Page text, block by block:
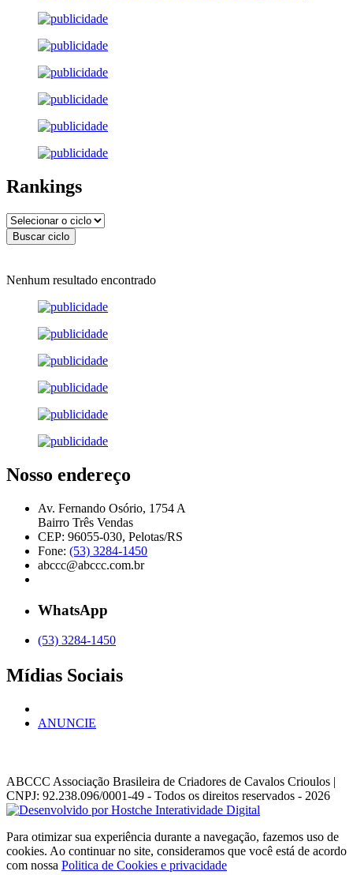
Rankings
Nenhum resultado encontrado
Nosso endereço
Av. Fernando Osório, 1754 A
Bairro Três Vendas
CEP: 96055-030, Pelotas/RS
Fone: (53) 3284-1450
abccc@abccc.com.br
WhatsApp
(53) 3284-1450
Mídias Sociais
ANUNCIE
ABCCC Associação Brasileira de Criadores de Cavalos Crioulos |
CNPJ: 92.238.096/0001-49 - Todos os direitos reservados - 2026
Para otimizar sua experiência durante a navegação, fazemos uso de
cookies. Ao continuar no site, consideramos que você está de acordo
com nossa Politica de Cookies e privacidade